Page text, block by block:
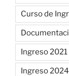
Curso de
Ingreso 2021
Ingreso 2024